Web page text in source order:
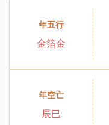
年五行
金箔金
年空亡
辰巳